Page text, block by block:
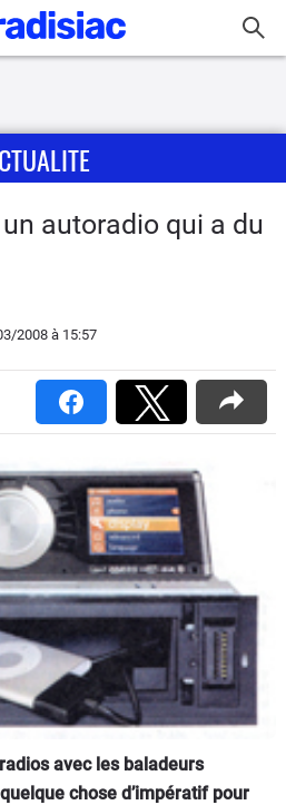
autoradio qui a du
2008 à 15:57
avec les baladeurs
chose d’impératif pour